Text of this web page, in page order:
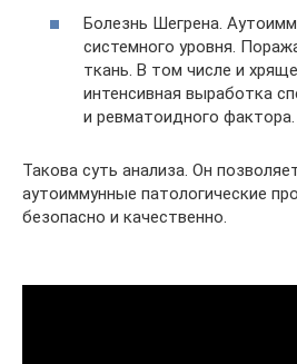
Болезнь Шегрена.
системного уровня.
ткань. В том числе и
интенсивная выработка
и ревматоидного фактора.
Такова суть анализа. Он
аутоиммунные патологические
безопасно и качественно.